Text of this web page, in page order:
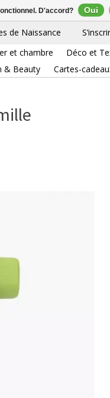
de Naissance
et chambre Déco et
& Beauty
Cartes-
D'accord? Oui